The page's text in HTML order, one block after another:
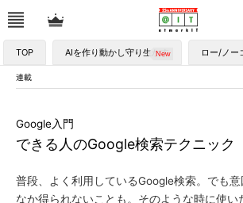
TOP AIを作り動かし守り生かす ロー/ノー
連載
できる人のGoogle検索テクニック
Google入門
普段、よく利用しているGoogle検索。でも
なか得られないことも。そのような時に使い